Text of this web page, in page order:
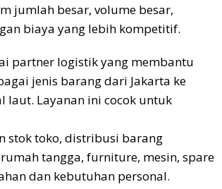
jumlah besar, volume besar,
biaya yang lebih kompetitif.
partner logistik yang membantu
jenis barang dari Jakarta ke
Layanan ini cocok untuk
stok toko, distribusi barang
tangga, furniture, mesin, spare
dan kebutuhan personal.